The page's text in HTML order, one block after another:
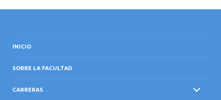
INICIO
SOBRE LA FACULTAD
CARRERAS